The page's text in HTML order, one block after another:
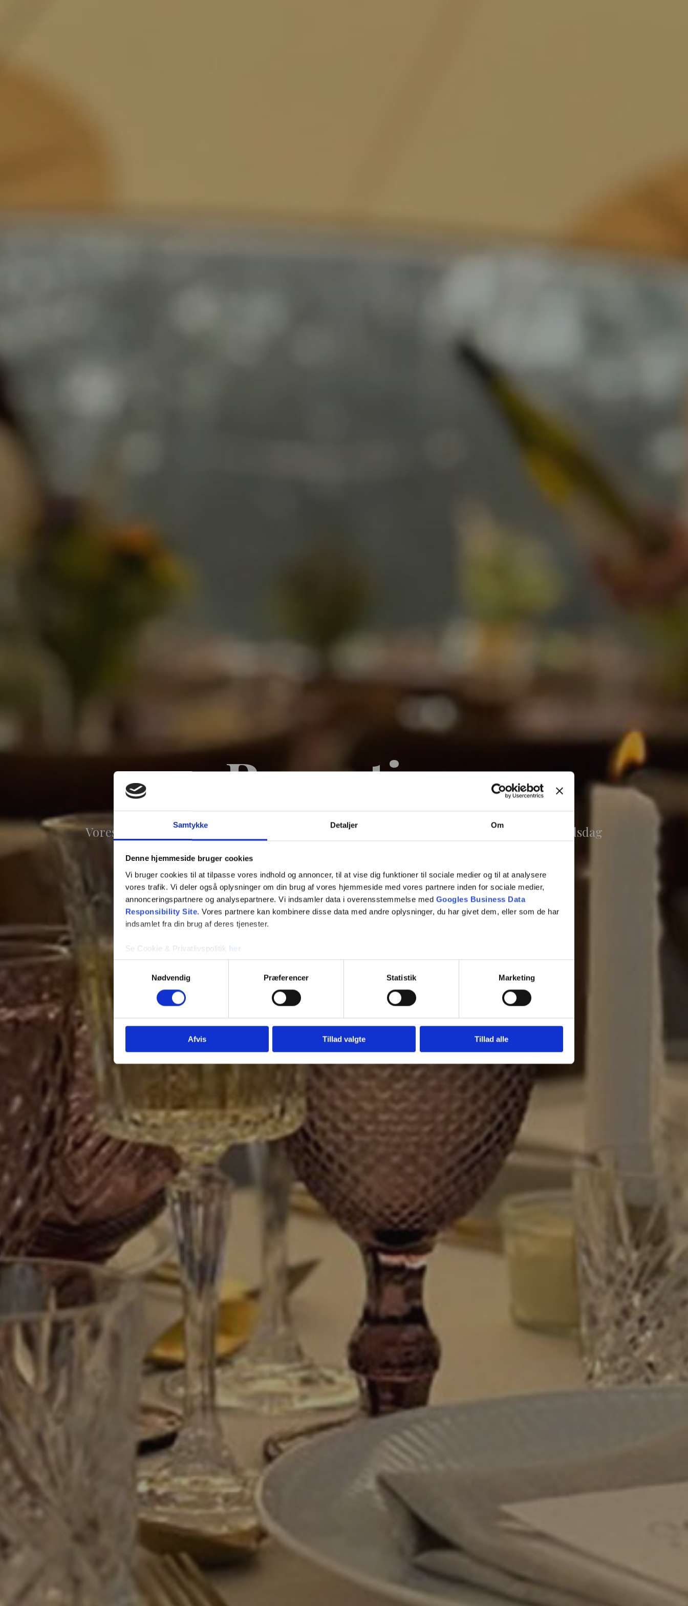
Samtykke Detaljer Om
Denne hjemmeside bruger cookies
Vi bruger cookies til at tilpasse vores indhold og annoncer, til at vise dig funktioner til sociale medier og til at analysere
vores trafik. Vi deler også oplysninger om din brug af vores hjemmeside med vores partnere inden for sociale medier,
annonceringspartnere og analysepartnere. Vi indsamler data i overensstemmelse med Googles Business Data
Responsibility Site. Vores partnere kan kombinere disse data med andre oplysninger, du har givet dem, eller som de har
indsamlet fra din brug af deres tjenester.
Se Cookie & Privatlivspolitik her
Nødvendig
Præferencer Statistik Marketing
Afvis Tillad valgte Tillad alle
Reception
Vores receptionsmenu er velegnet til bryllupper, jubilæet, konferencen, den runde fødselsdag
eller en anden anledning, hvor maden skal kunne spises stående.